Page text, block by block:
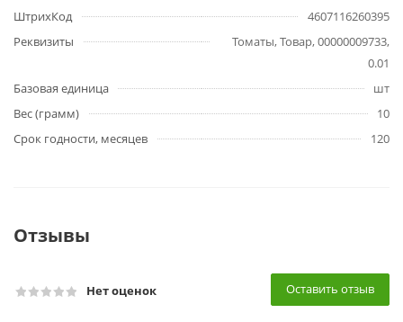
ШтрихКод
4607116260395
Реквизиты
Томаты, Товар, 00000009733,
0.01
Базовая единица
шт
Вес (грамм)
10
Срок годности, месяцев
120
Отзывы
Нет оценок Оставить отзыв